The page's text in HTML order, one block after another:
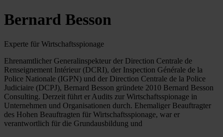
Bernard Besson
Experte für Wirtschaftsspionage
Ehrenamtlicher Generalinspekteur der Direction Centrale de
Renseignement Intérieur (DCRI), der Inspection Générale de la
Police Nationale (IGPN) und der Direction Centrale de la Police
Judiciaire (DCPJ), Bernard Besson gründete 2010 Bernard Besson
Consulting. Derzeit führt er Audits zur Wirtschaftsspionage in
Unternehmen und Organisationen durch. Ehemaliger Beauftragter
des Hohen Beauftragten für Wirtschaftsspionage, war er
verantwortlich für die Grundausbildung und